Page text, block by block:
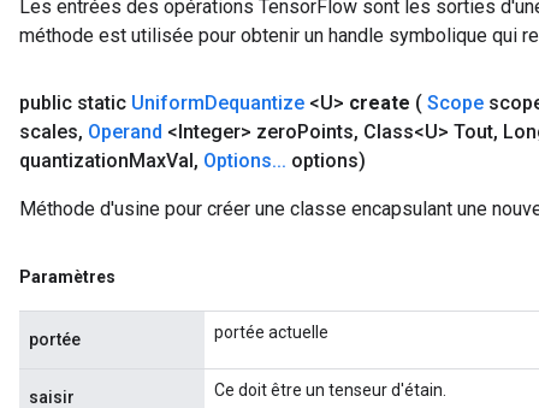
Les entrées des opérations TensorFlow sont les sorties
méthode est utilisée pour obtenir un handle symbolique qui
public static UniformDequantize <U> create ( Scope
scales, Operand <Integer> zeroPoints, Class<U> Tout,
quantizationMaxVal, Options... options)
Méthode d'usine pour créer une classe encapsulant une
Paramètres
portée portée actuelle
saisir Ce doit être un tenseur d'étain.